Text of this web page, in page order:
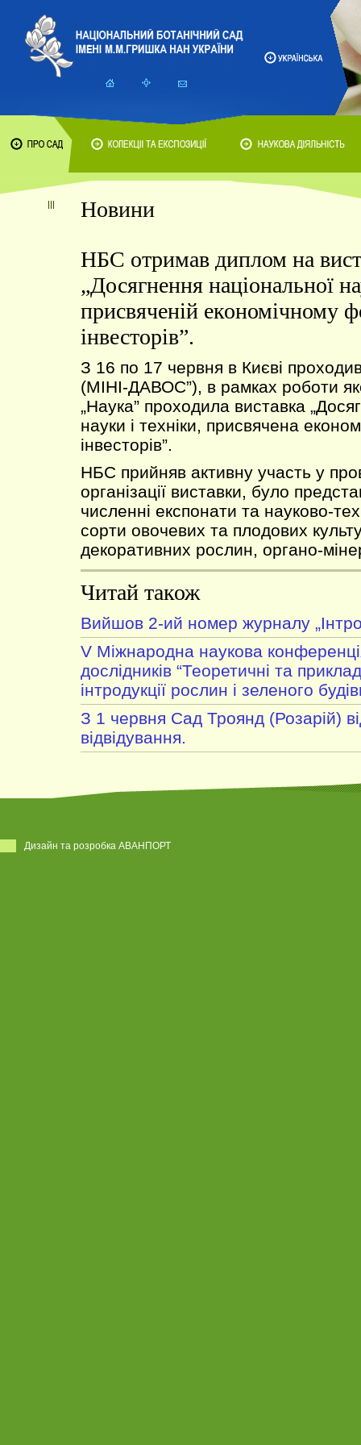
Новини
НБС отримав диплом на
„Досягнення національної
присвяченій економічному
інвесторів”.
З 16 по 17 червня в Києві
(МІНІ-ДАВОС”), в рамках роботи
„Наука” проходила виставка
науки і техніки, присвячена
інвесторів”.
НБС прийняв активну участь у
організації виставки, було
численні експонати та науково-
сорти овочевих та плодових
декоративних рослин, органо-
Читай також
Вийшов 2-ий номер журналу
V Міжнародна наукова
дослідників “Теоретичні та
інтродукції рослин і зеленого
З 1 червня Сад Троянд (Розарій)
відвідування.
Дизайн та розробка АВАНПОРТ